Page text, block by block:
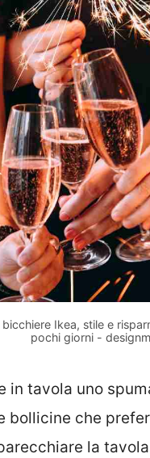
Ikea, stile e
pochi giorni -
in tavola uno
bollicine che
la